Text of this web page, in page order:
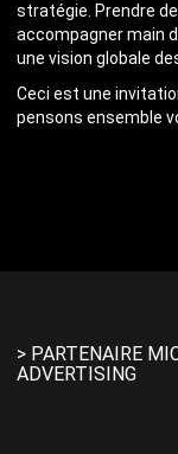
stratégie. Prendre
accompagner main
une vision globale
Ceci est une
pensons ensemble
> PARTENAIRE
ADVERTISING